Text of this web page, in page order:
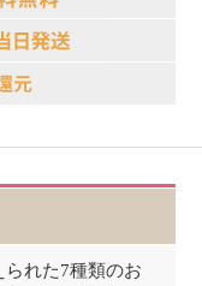
れた7種類のお